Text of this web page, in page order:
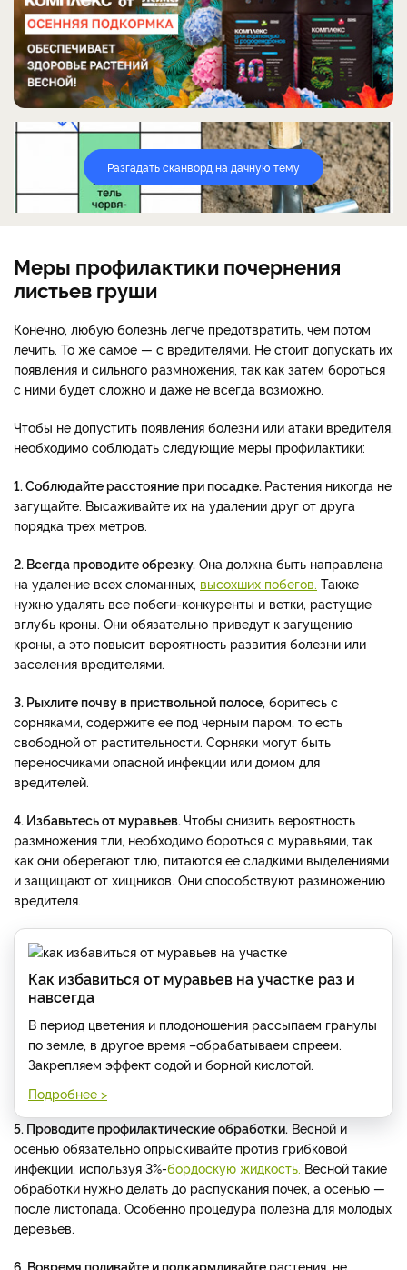
Разгадать сканворд на дачную тему
Меры профилактики почернения
листьев груши
Конечно, любую болезнь легче предотвратить, чем потом
лечить. То же самое — с вредителями. Не стоит допускать их
появления и сильного размножения, так как затем бороться
с ними будет сложно и даже не всегда возможно.
Чтобы не допустить появления болезни или атаки вредителя,
необходимо соблюдать следующие меры профилактики:
1. Соблюдайте расстояние при посадке. Растения никогда не
загущайте. Высаживайте их на удалении друг от друга
порядка трех метров.
2. Всегда проводите обрезку. Она должна быть направлена
на удаление всех сломанных, высохших побегов. Также
нужно удалять все побеги-конкуренты и ветки, растущие
вглубь кроны. Они обязательно приведут к загущению
кроны, а это повысит вероятность развития болезни или
заселения вредителями.
3. Рыхлите почву в приствольной полосе, боритесь с
сорняками, содержите ее под черным паром, то есть
свободной от растительности. Сорняки могут быть
переносчиками опасной инфекции или домом для
вредителей.
4. Избавьтесь от муравьев. Чтобы снизить вероятность
размножения тли, необходимо бороться с муравьями, так
как они оберегают тлю, питаются ее сладкими выделениями
и защищают от хищников. Они способствуют размножению
вредителя.
Как избавиться от муравьев на участке раз и
навсегда
В период цветения и плодоношения рассыпаем гранулы
по земле, в другое время –обрабатываем спреем.
Закрепляем эффект содой и борной кислотой.
Подробнее >
5. Проводите профилактические обработки. Весной и
осенью обязательно опрыскивайте против грибковой
инфекции, используя 3%-бордоскую жидкость. Весной такие
обработки нужно делать до распускания почек, а осенью —
после листопада. Особенно процедура полезна для молодых
деревьев.
6. Вовремя поливайте и подкармливайте растения, не